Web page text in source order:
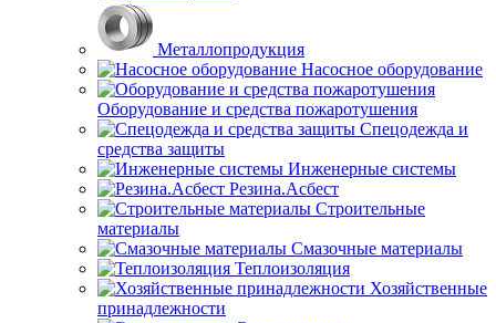
Металлопродукция
Насосное оборудование
Оборудование и средства пожаротушения
Спецодежда и
средства защиты
Инженерные системы
Резина.Асбест
Строительные
материалы
Смазочные материалы
Теплоизоляция
Хозяйственные
принадлежности